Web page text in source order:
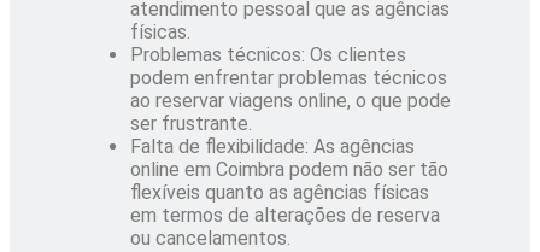
atendimento pessoal que as agências
físicas.
Problemas técnicos: Os clientes
podem enfrentar problemas técnicos
ao reservar viagens online, o que pode
ser frustrante.
Falta de flexibilidade: As agências
online em Coimbra podem não ser tão
flexíveis quanto as agências físicas
em termos de alterações de reserva
ou cancelamentos.